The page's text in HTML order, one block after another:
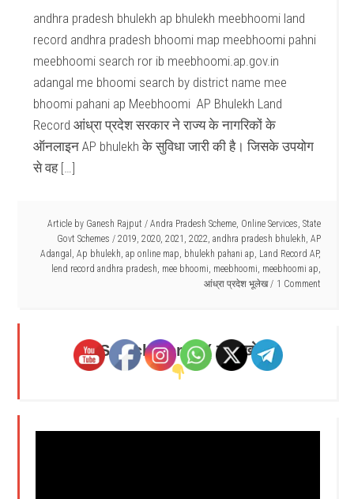
andhra pradesh bhulekh ap bhulekh meebhoomi land
record andhra pradesh bhoomi map meebhoomi pahni
meebhoomi search ror ib meebhoomi.ap.gov.in
adangal me bhoomi search by district name mee
bhoomi pahani ap Meebhoomi AP Bhulekh Land
Record आंध्रा प्रदेश सरकार ने राज्य के नागरिकों के
ऑनलाइन AP bhulekh के सुविधा जारी की है। जिसके उपयोग
से वह […]
Article by Ganesh Rajput / Andra Pradesh Scheme, Online Services, State
Govt Schemes / 2019, 2020, 2021 , 2022, andhra pradesh bhulekh, AP
Adangal , Ap bhulekh, ap online map, bhulekh pahani ap, Land Record AP,
lend record andhra pradesh, mee bhoomi, meebhoomi, meebhoomi ap,
आंध्रा प्रदेश भूलेख
1 Comment
Search Here - ( यहाँ खोजें )